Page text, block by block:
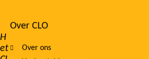
H
et
Footer
navigation
Over CLO
Over ons